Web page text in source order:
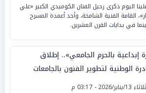
اليوم ذكرى رحيل الفنان الكوميدي الكبير «علي
القامة الفنية الشامخة، وأحد أعمدة المسرح
في بدايات القرن العشرين.
إبداعية بالحرم الجامعي».. إطلاق
الوطنية لتطوير الفنون بالجامعات
يناير/2026 - 03:17 م